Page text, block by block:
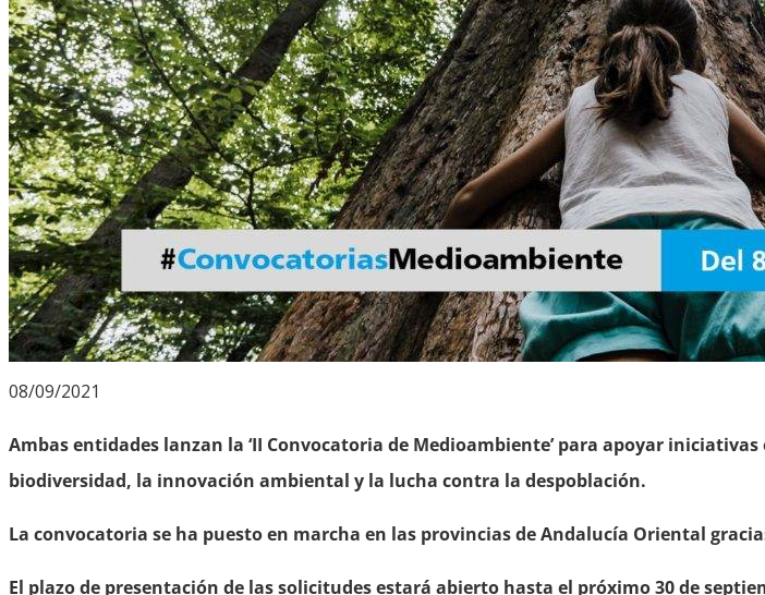
08/09/2021
Ambas entidades lanzan la ‘II Convocatoria de Medioambiente’ para apoyar
biodiversidad, la innovación ambiental y la lucha contra la despoblación.
La convocatoria se ha puesto en marcha en las provincias de Andalucía Oriental
El plazo de presentación de las solicitudes estará abierto hasta el próximo 30 de